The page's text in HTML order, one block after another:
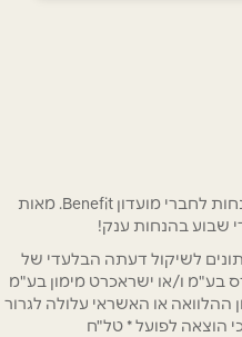
ברוכים הבאים לאתר ההטבות וההנחות לחברי מועדון Benefit. מאות
שבוע בהנחות ענק!
לשיקול דעתה הבלעדי של
בע"מ ו/או ישראכרט מימון בע"מ
ההלוואה או האשראי עלולה לגרור
הוצאה לפועל * טל"ח